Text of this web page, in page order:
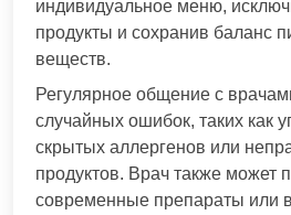
индивидуальное меню,
продукты и сохранив баланс
веществ.
Регулярное общение с
случайных ошибок, таких как
скрытых аллергенов или
продуктов. Врач также может
современные препараты или